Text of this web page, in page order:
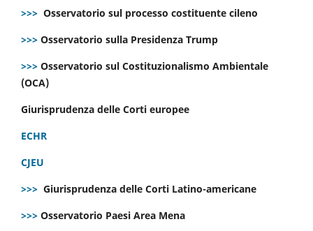
>>> Osservatorio sul processo costituente cileno
>>> Osservatorio sulla Presidenza Trump
>>> Osservatorio sul Costituzionalismo Ambientale
(OCA)
Giurisprudenza delle Corti europee
ECHR
CJEU
>>> Giurisprudenza delle Corti Latino-americane
>>> Osservatorio Paesi Area Mena